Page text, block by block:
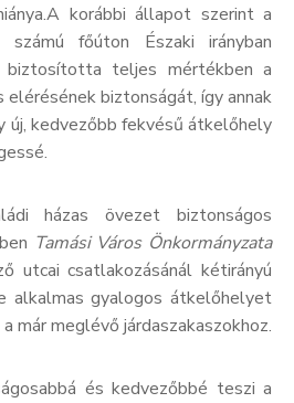
korábbi állapot szerint a
főúton Északi irányban
teljes mértékben a
biztonságát, így annak
új, kedvezőbb fekvésű átkelőhely
házas övezet biztonságos
Tamási Város Önkormányzata
utcai csatlakozásánál kétirányú
alkalmas gyalogos átkelőhelyet
már meglévő járdaszakaszokhoz.
és kedvezőbbé teszi a